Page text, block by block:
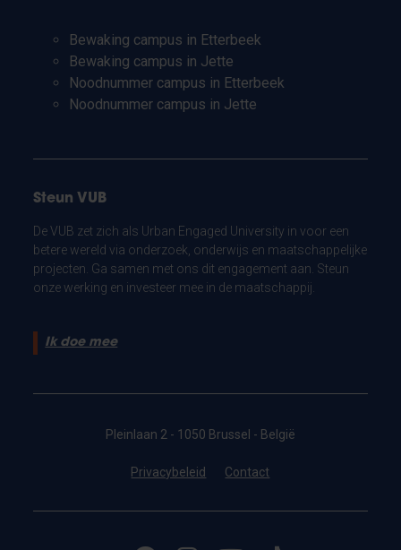
Bewaking campus in Etterbeek
Bewaking campus in Jette
Noodnummer campus in Etterbeek
Noodnummer campus in Jette
Steun VUB
De VUB zet zich als Urban Engaged University in voor een
betere wereld via onderzoek, onderwijs en maatschappelijke
projecten. Ga samen met ons dit engagement aan. Steun
onze werking en investeer mee in de maatschappij.
Ik doe mee
Pleinlaan 2 - 1050 Brussel - België
Privacybeleid Contact